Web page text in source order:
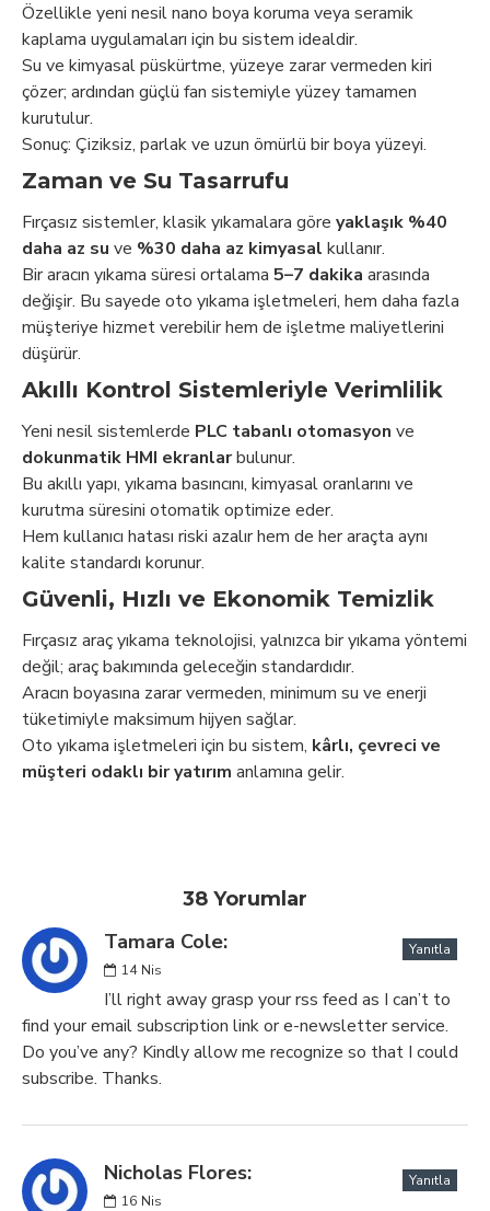
Özellikle yeni nesil nano boya koruma veya seramik
kaplama uygulamaları için bu sistem idealdir.
Su ve kimyasal püskürtme, yüzeye zarar vermeden kiri
çözer; ardından güçlü fan sistemiyle yüzey tamamen
kurutulur.
Sonuç: Çiziksiz, parlak ve uzun ömürlü bir boya yüzeyi.
Zaman ve Su Tasarrufu
Fırçasız sistemler, klasik yıkamalara göre yaklaşık %40
daha az su ve %30 daha az kimyasal kullanır.
Bir aracın yıkama süresi ortalama 5–7 dakika arasında
değişir. Bu sayede oto yıkama işletmeleri, hem daha fazla
müşteriye hizmet verebilir hem de işletme maliyetlerini
düşürür.
Akıllı Kontrol Sistemleriyle Verimlilik
Yeni nesil sistemlerde PLC tabanlı otomasyon ve
dokunmatik HMI ekranlarbulunur.
Bu akıllı yapı, yıkama basıncını, kimyasal oranlarını ve
kurutma süresini otomatik optimize eder.
Hem kullanıcı hatası riski azalır hem de her araçta aynı
kalite standardı korunur.
Güvenli, Hızlı ve Ekonomik Temizlik
Fırçasız araç yıkama teknolojisi, yalnızca bir yıkama yöntemi
değil; araç bakımında geleceğin standardıdır.
Aracın boyasına zarar vermeden, minimum su ve enerji
tüketimiyle maksimum hijyen sağlar.
Oto yıkama işletmeleri için bu sistem, kârlı, çevreci ve
müşteri odaklı bir yatırım anlamına gelir.
38 Yorumlar
Tamara Cole:
14 Nis
Yanıtla
I’ll right away grasp your rss feed as I can’t to
find your email subscription link or e-newsletter service.
Do you’ve any? Kindly allow me recognize so that I could
subscribe. Thanks.
Nicholas Flores:
16 Nis
Yanıtla